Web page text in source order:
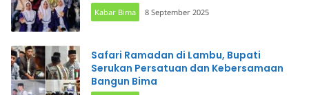
Kabar Bima 8 September 2025
Safari Ramadan di Lambu, Bupati
Serukan Persatuan dan Kebersamaan
Bangun Bima